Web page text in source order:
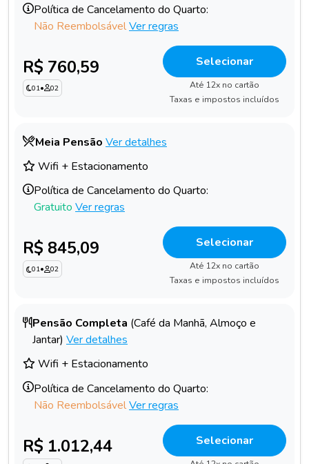
Política de Cancelamento do Quarto:
Não ReembolsávelVer regras
R$ 760,59
01• 02
Selecionar
Até 12x no cartão
Taxas e impostos incluídos
Meia Pensão Ver detalhes
Wifi + Estacionamento
Política de Cancelamento do Quarto:
Gratuito Ver regras
R$ 845,09
01• 02
Selecionar
Até 12x no cartão
Taxas e impostos incluídos
Pensão Completa (Café da Manhã, Almoço e
Jantar) Ver detalhes
Wifi + Estacionamento
Política de Cancelamento do Quarto:
Não ReembolsávelVer regras
R$ 1.012,44 Selecionar